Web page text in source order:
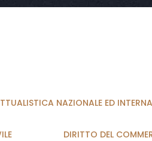
NAZIONALE ED
DIRITTO DEL